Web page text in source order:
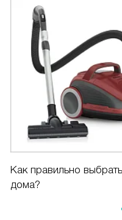
Как правильно
дома?